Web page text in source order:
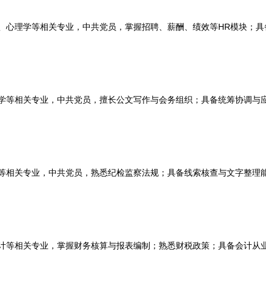
学等相关专业，中共党员，掌握招聘、薪酬、绩效等HR模块；具
关专业，中共党员，擅长公文写作与会务组织；具备统筹协调与
专业，中共党员，熟悉纪检监察法规；具备线索核查与文字整理
关专业，掌握财务核算与报表编制；熟悉财税政策；具备会计从